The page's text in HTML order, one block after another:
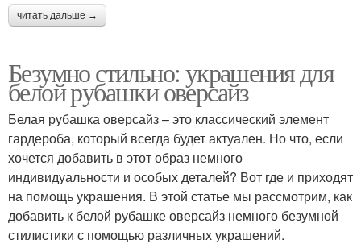
читать дальше →
Безумно стильно: украшения для
белой рубашки оверсайз
Белая рубашка оверсайз – это классический элемент
гардероба, который всегда будет актуален. Но что, если
хочется добавить в этот образ немного
индивидуальности и особых деталей? Вот где и приходят
на помощь украшения. В этой статье мы рассмотрим, как
добавить к белой рубашке оверсайз немного безумной
стилистики с помощью различных украшений.